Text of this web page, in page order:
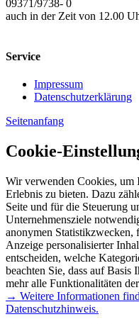
09371/9738- 0
auch in der Zeit von 12.00
Service
Impressum
Datenschutzerklärung
Seitenanfang
Cookie-
Wir verwenden Cookies, um
Erlebnis zu bieten. Dazu
Seite und für die Steuerung
Unternehmensziele
anonymen
Anzeige personalisierter
entscheiden, welche
beachten Sie, dass auf
mehr alle Funktionalitäten
→ Weitere Informationen
Datenschutzhinweis.